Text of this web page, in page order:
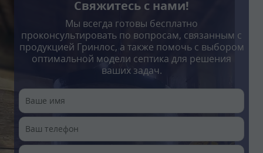
Свяжитесь с нами!
Мы всегда готовы бесплатно
проконсультировать по вопросам, связанным с
продукцией Гринлос, а также помочь с выбором
оптимальной модели септика для решения
ваших задач.